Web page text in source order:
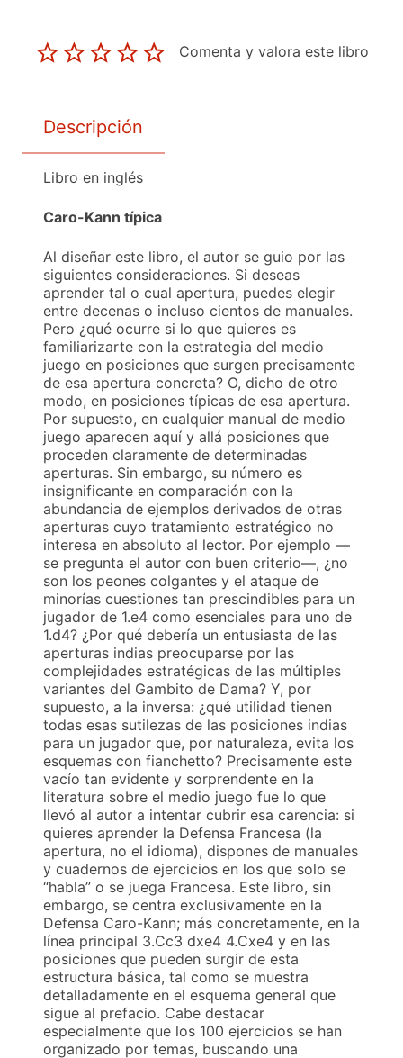
Comenta y valora este libro
Descripción
Libro en inglés
Caro-Kann típica
Al diseñar este libro, el autor se guio por las
siguientes consideraciones. Si deseas
aprender tal o cual apertura, puedes elegir
entre decenas o incluso cientos de manuales.
Pero ¿qué ocurre si lo que quieres es
familiarizarte con la estrategia del medio
juego en posiciones que surgen precisamente
de esa apertura concreta? O, dicho de otro
modo, en posiciones típicas de esa apertura.
Por supuesto, en cualquier manual de medio
juego aparecen aquí y allá posiciones que
proceden claramente de determinadas
aperturas. Sin embargo, su número es
insignificante en comparación con la
abundancia de ejemplos derivados de otras
aperturas cuyo tratamiento estratégico no
interesa en absoluto al lector. Por ejemplo —
se pregunta el autor con buen criterio—, ¿no
son los peones colgantes y el ataque de
minorías cuestiones tan prescindibles para un
jugador de 1.e4 como esenciales para uno de
1.d4? ¿Por qué debería un entusiasta de las
aperturas indias preocuparse por las
complejidades estratégicas de las múltiples
variantes del Gambito de Dama? Y, por
supuesto, a la inversa: ¿qué utilidad tienen
todas esas sutilezas de las posiciones indias
para un jugador que, por naturaleza, evita los
esquemas con fianchetto? Precisamente este
vacío tan evidente y sorprendente en la
literatura sobre el medio juego fue lo que
llevó al autor a intentar cubrir esa carencia: si
quieres aprender la Defensa Francesa (la
apertura, no el idioma), dispones de manuales
y cuadernos de ejercicios en los que solo se
“habla” o se juega Francesa. Este libro, sin
embargo, se centra exclusivamente en la
Defensa Caro-Kann; más concretamente, en la
línea principal 3.Cc3 dxe4 4.Cxe4 y en las
posiciones que pueden surgir de esta
estructura básica, tal como se muestra
detalladamente en el esquema general que
sigue al prefacio. Cabe destacar
especialmente que los 100 ejercicios se han
organizado por temas, buscando una